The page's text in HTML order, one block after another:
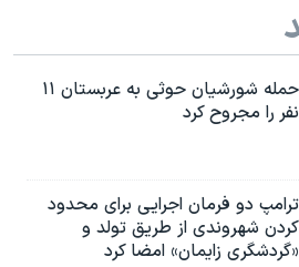
حمله شورشیان حوثی به عربستان ۱۱
نفر را مجروح کرد
ترامپ دو فرمان اجرایی برای محدود
کردن شهروندی از طریق تولد و
«گردشگری زایمان» امضا کرد